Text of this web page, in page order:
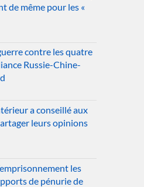
de même pour les «
contre les quatre
Russie-Chine-
a conseillé aux
leurs opinions
les
de pénurie de